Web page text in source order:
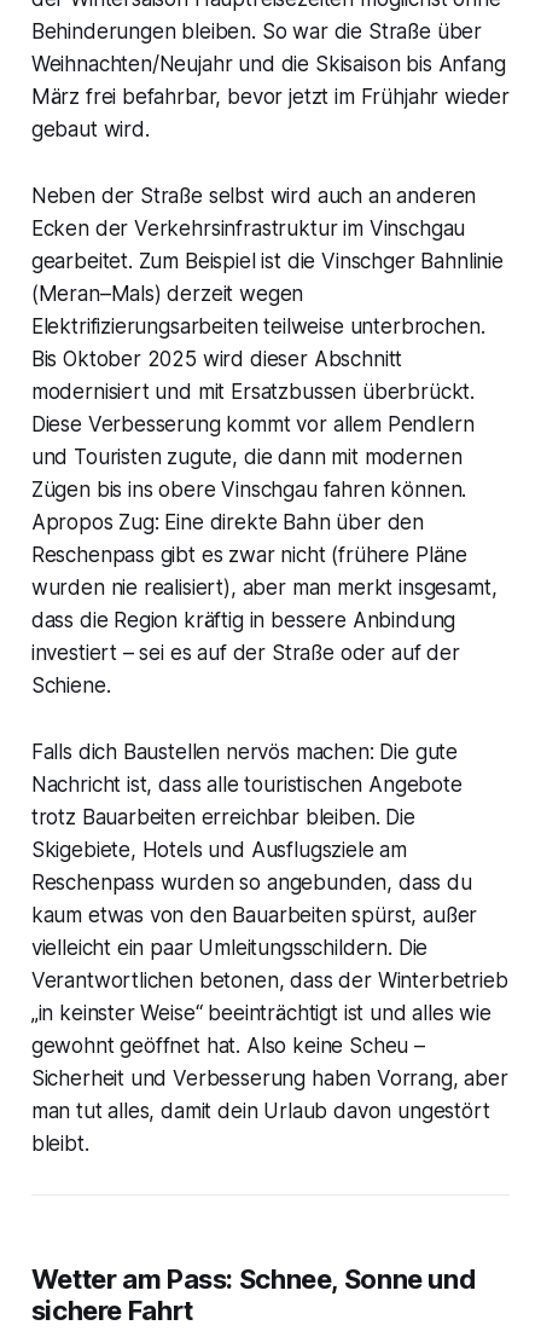
Behinderungen bleiben. So war die Straße über
Weihnachten/Neujahr und die Skisaison bis Anfang
März frei befahrbar, bevor jetzt im Frühjahr wieder
gebaut wird.
Neben der Straße selbst wird auch an anderen
Ecken der Verkehrsinfrastruktur im Vinschgau
gearbeitet. Zum Beispiel ist die Vinschger Bahnlinie
(Meran–Mals) derzeit wegen
Elektrifizierungsarbeiten teilweise unterbrochen.
Bis Oktober 2025 wird dieser Abschnitt
modernisiert und mit Ersatzbussen überbrückt.
Diese Verbesserung kommt vor allem Pendlern
und Touristen zugute, die dann mit modernen
Zügen bis ins obere Vinschgau fahren können.
Apropos Zug: Eine direkte Bahn über den
Reschenpass gibt es zwar nicht (frühere Pläne
wurden nie realisiert), aber man merkt insgesamt,
dass die Region kräftig in bessere Anbindung
investiert – sei es auf der Straße oder auf der
Schiene.
Falls dich Baustellen nervös machen: Die gute
Nachricht ist, dass alle touristischen Angebote
trotz Bauarbeiten erreichbar bleiben. Die
Skigebiete, Hotels und Ausflugsziele am
Reschenpass wurden so angebunden, dass du
kaum etwas von den Bauarbeiten spürst, außer
vielleicht ein paar Umleitungsschildern. Die
Verantwortlichen betonen, dass der Winterbetrieb
„in keinster Weise“ beeinträchtigt ist und alles wie
gewohnt geöffnet hat. Also keine Scheu –
Sicherheit und Verbesserung haben Vorrang, aber
man tut alles, damit dein Urlaub davon ungestört
bleibt.
Wetter am Pass: Schnee, Sonne und
sichere Fahrt